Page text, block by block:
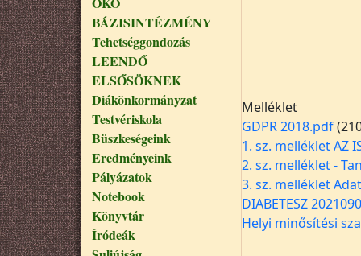
BÁZISINTÉZMÉNY
Tehetséggondozás
LEENDŐ
ELSŐSÖKNEK
Diákönkormányzat
Testvériskola
Büszkeségeink
Eredményeink
Pályázatok
Notebook
Könyvtár
Íródeák
Melléklet
GDPR 2018.pdf
1. sz. melléklet AZ
2. sz. melléklet -
3. sz. melléklet
DIABETESZ
Helyi minősítési